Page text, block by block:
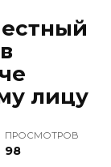
лицу
ПРОСМОТРОВ
98